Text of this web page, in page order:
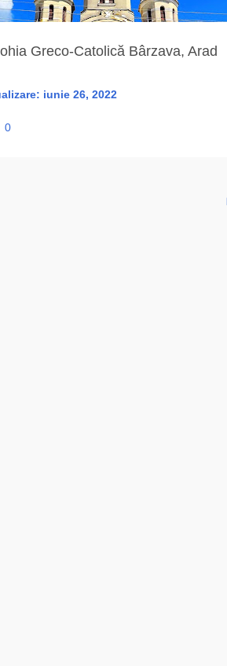
Greco-Catolică Bârzava, Arad
iunie 26, 2022
0